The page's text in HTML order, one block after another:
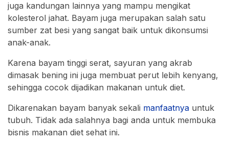
juga kandungan lainnya yang mampu mengikat
kolesterol jahat. Bayam juga merupakan salah satu
sumber zat besi yang sangat baik untuk dikonsumsi
anak-anak.
Karena bayam tinggi serat, sayuran yang akrab
dimasak bening ini juga membuat perut lebih kenyang,
sehingga cocok dijadikan makanan untuk diet.
Dikarenakan bayam banyak sekali manfaatnya untuk
tubuh. Tidak ada salahnya bagi anda untuk membuka
bisnis makanan diet sehat ini.